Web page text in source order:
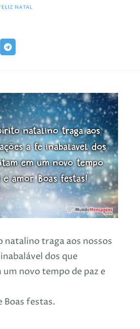
NATAL
natalino traga aos nossos
dos que
novo tempo de paz e
Boas festas.